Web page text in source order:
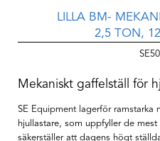
LILLA BM-
2,5 TON,
Mekaniskt gaffelställ för
SE Equipment lagerför ramstarka
hjullastare, som uppfyller de
säkerställer att dagens högt